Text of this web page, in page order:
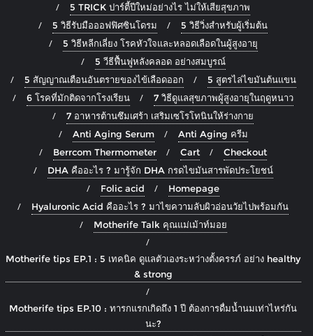
5 TRICK ปาร์ตี้ปีใหม่อย่างไร ไม่ให้เสียสุขภาพ
5 วิธีรับมือออฟฟิศซินโดรม
5 วิธีวิ่งสำหรับผู้เริ่มต้น
5 วิธีหลีกเลี่ยง โรคหัวใจและหลอดเลือดในผู้สูงอายุ
5 วีธีฟื้นฟูหลังคลอด อย่างสมบูรณ์
5 สัญญาณเตือนอันตรายของไข้เลือดออก
5 สูตรไล่ไขมันต้นแขน
6 โรคที่มักติดจากโรงเรียน
7 วิธีดูแลสุขภาพผู้สูงอายุในฤดูหนาว
7 อาหารต้านซึมเศร้า เสริมเซโรโทนินให้ร่างกาย
Anti Aging Serum
Anti Aging ครีม
Berrcom Thermometer
Cart
Checkout
DHA คืออะไร ? มารู้จัก DHA กรดไขมันสารพัดประโยชน์
Folic acid
Homepage
Hyaluronic Acid คืออะไร ? มาไขความลับผิวอ่อนวัยไปพร้อมกัน
Motherife Talk คุณแม่เม้าท์มอย
Motherife tips EP.1 : 5 เทคนิค ดูแลตัวเองระหว่างตั้งครรภ์ อย่าง healthy
& strong
Motherife tips EP.10 : ทารกแรกเกิดถึง 1 ปี ต้องการดื่มน้ำนมเท่าไหร่กัน
นะ?